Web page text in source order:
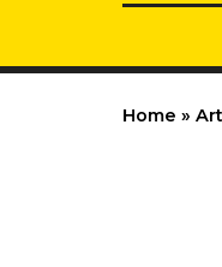
Home »